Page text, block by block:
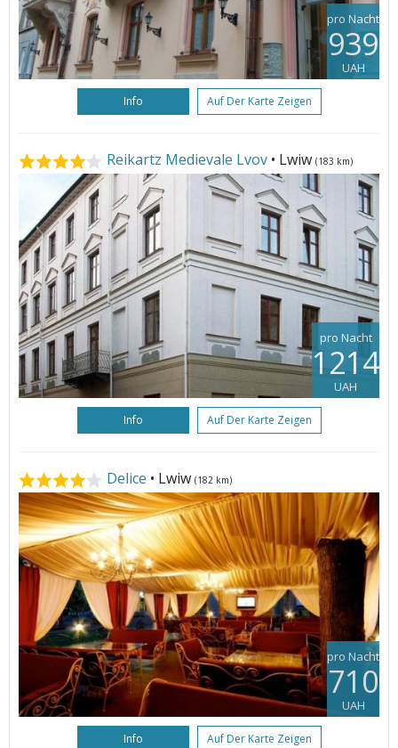
pro Nacht
939
UAH
Info Auf Der Karte Zeigen
Reikartz Medievale Lvov • Lwiw (183 km)
pro Nacht
1214
UAH
Info Auf Der Karte Zeigen
Delice • Lwiw (182 km)
pro Nacht
710
UAH
Info Auf Der Karte Zeigen